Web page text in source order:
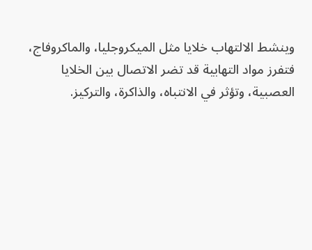
وينشط الالتهاب خلايا مثل الميكروجليا، والماكروفاج،
فتفرز مواد التهابية قد تضر الاتصال بين الخلايا
العصبية، وتؤثر في الانتباه، والذاكرة، والتركيز.